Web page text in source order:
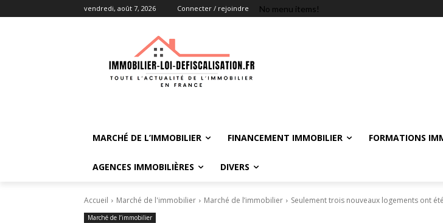
vendredi, août 7, 2026 Connecter / rejoindre No menu items!
MARCHÉ DE L’IMMOBILIER FINANCEMENT IMMOBILIER FORMATIONS
AGENCES IMMOBILIÈRES DIVERS
Accueil Marché de l'immobilier Marché de l’immobilier Seulement trois nouveaux logements ont
Marché de l’immobilier